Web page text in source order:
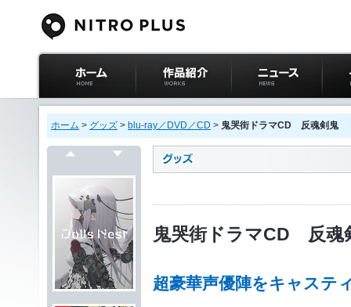
ニトロプラス公式
サイト ホーム
作品紹介 ニュース イベ
ホーム > グッズ > blu-ray／DVD／CD > 鬼哭街ドラマCD 反魂剣鬼
鬼哭街ドラマCD 反魂
超豪華声優陣をキャステ